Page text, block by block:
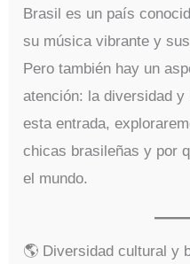
Brasil es un país
su música vibrante y
Pero también hay un
atención: la diversidad
esta entrada,
chicas brasileñas y por
el mundo.
🌎 Diversidad cultural y